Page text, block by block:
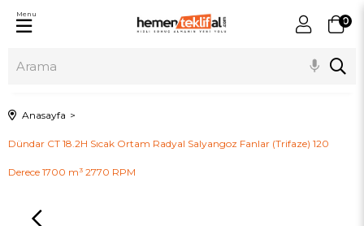
0
Menu
Anasayfa
Dündar CT 18.2H Sıcak Ortam Radyal Salyangoz Fanlar (Trifaze) 120
Derece 1700 m³ 2770 RPM